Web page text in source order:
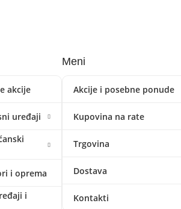
akcije
uređaji
i oprema
i
Meni
Akcije i posebne ponude
Kupovina na rate
Trgovina
Dostava
Kontakti